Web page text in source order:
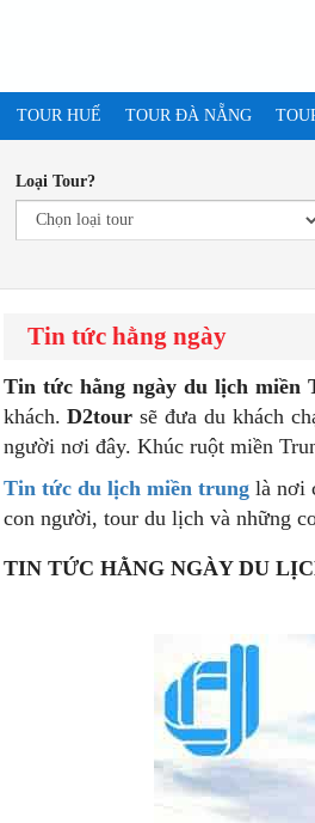
TOUR HUẾ TOUR ĐÀ NẴNG
Loại Tour?
Tin tức hằng ngày
Tintức hằng ngày du lịch miền
khách.D2tour sẽ đưa du khách
người nơi đây. Khúc ruột miền
Tin tức du lịch miền trunglà nơi
con người, tour du lịch và những
TIN TỨC HẰNG NGÀY DU